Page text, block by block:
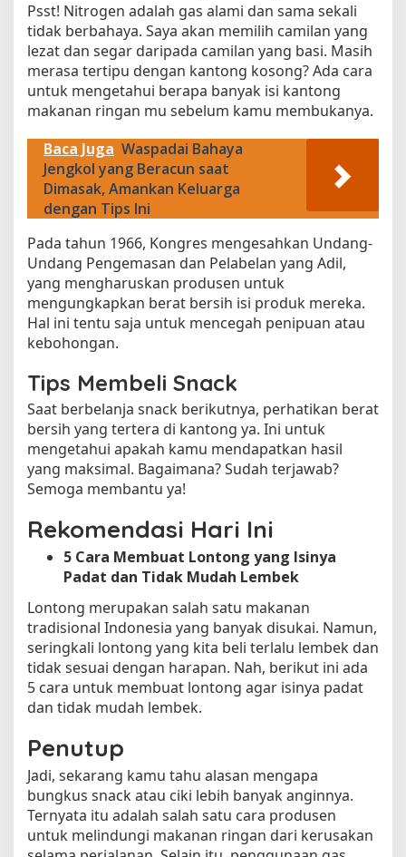
Psst! Nitrogen adalah gas alami dan sama sekali
tidak berbahaya. Saya akan memilih camilan yang
lezat dan segar daripada camilan yang basi. Masih
merasa tertipu dengan kantong kosong? Ada cara
untuk mengetahui berapa banyak isi kantong
makanan ringan mu sebelum kamu membukanya.
Baca Juga Waspadai Bahaya
Jengkol yang Beracun saat
Dimasak, Amankan Keluarga
dengan Tips Ini
Pada tahun 1966, Kongres mengesahkan Undang-
Undang Pengemasan dan Pelabelan yang Adil,
yang mengharuskan produsen untuk
mengungkapkan berat bersih isi produk mereka.
Hal ini tentu saja untuk mencegah penipuan atau
kebohongan.
Tips Membeli Snack
Saat berbelanja snack berikutnya, perhatikan berat
bersih yang tertera di kantong ya. Ini untuk
mengetahui apakah kamu mendapatkan hasil
yang maksimal. Bagaimana? Sudah terjawab?
Semoga membantu ya!
Rekomendasi Hari Ini
5 Cara Membuat Lontong yang Isinya
Padat dan Tidak Mudah Lembek
Lontong merupakan salah satu makanan
tradisional Indonesia yang banyak disukai. Namun,
seringkali lontong yang kita beli terlalu lembek dan
tidak sesuai dengan harapan. Nah, berikut ini ada
5 cara untuk membuat lontong agar isinya padat
dan tidak mudah lembek.
Penutup
Jadi, sekarang kamu tahu alasan mengapa
bungkus snack atau ciki lebih banyak anginnya.
Ternyata itu adalah salah satu cara produsen
untuk melindungi makanan ringan dari kerusakan